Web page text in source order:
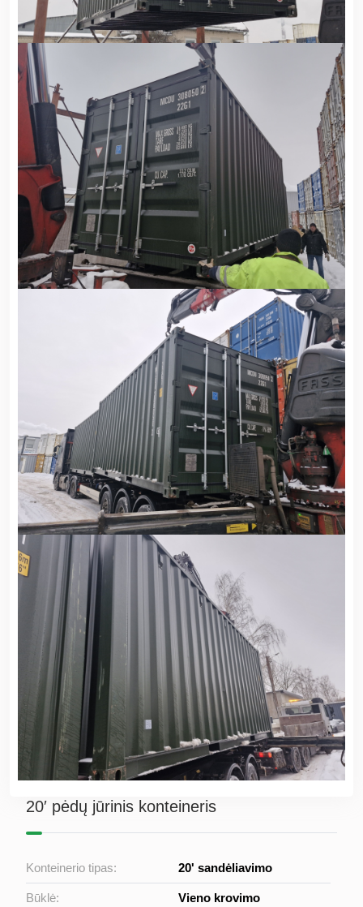
20′ pėdų jūrinis konteineris
Konteinerio tipas: 20' sandėliavimo
Būklė: Vieno krovimo